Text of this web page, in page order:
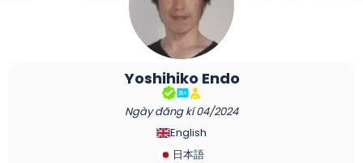
Yoshihiko Endo
Ngày đăng kí 04/2024
English
日本語